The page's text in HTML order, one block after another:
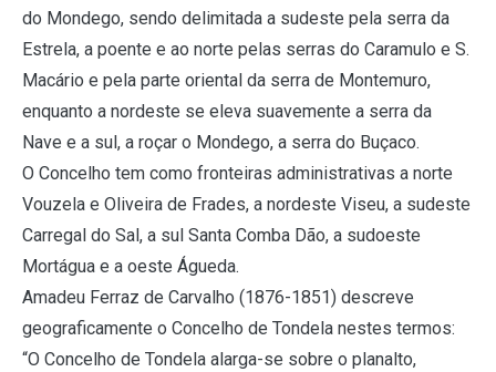
do Mondego, sendo delimitada a sudeste pela serra da
Estrela, a poente e ao norte pelas serras do Caramulo e S.
Macário e pela parte oriental da serra de Montemuro,
enquanto a nordeste se eleva suavemente a serra da
Nave e a sul, a roçar o Mondego, a serra do Buçaco.
O Concelho tem como fronteiras administrativas a norte
Vouzela e Oliveira de Frades, a nordeste Viseu, a sudeste
Carregal do Sal, a sul Santa Comba Dão, a sudoeste
Mortágua e a oeste Águeda.
Amadeu Ferraz de Carvalho (1876-1851) descreve
geograficamente o Concelho de Tondela nestes termos:
“O Concelho de Tondela alarga-se sobre o planalto,